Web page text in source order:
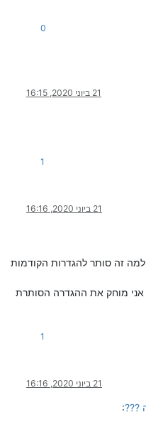
0
21 ביוני 2020, 16:15
1
21 ביוני 2020, 16:16
זה סותר להגדרות הקודמות
אני מוחק את ההגדרה הסותרת
1
21 ביוני 2020, 16:16
???
: